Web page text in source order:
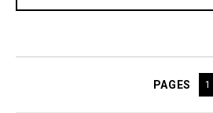
PAGES 1